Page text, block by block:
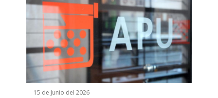
15 de Junio del 2026